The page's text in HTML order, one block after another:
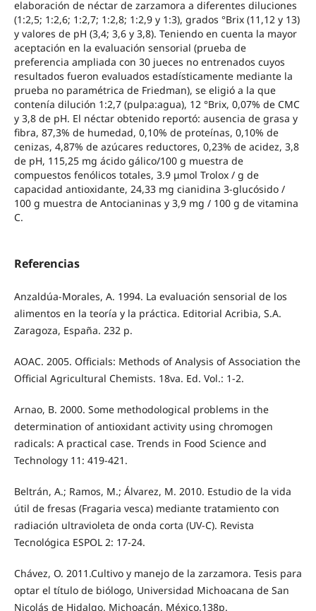
elaboración de néctar de zarzamora a diferentes diluciones
(1:2,5; 1:2,6; 1:2,7; 1:2,8; 1:2,9 y 1:3), grados °Brix (11,12 y 13)
y valores de pH (3,4; 3,6 y 3,8). Teniendo en cuenta la mayor
aceptación en la evaluación sensorial (prueba de
preferencia ampliada con 30 jueces no entrenados cuyos
resultados fueron evaluados estadísticamente mediante la
prueba no paramétrica de Friedman), se eligió a la que
contenía dilución 1:2,7 (pulpa:agua), 12 °Brix, 0,07% de CMC
y 3,8 de pH. El néctar obtenido reportó: ausencia de grasa y
fibra, 87,3% de humedad, 0,10% de proteínas, 0,10% de
cenizas, 4,87% de azúcares reductores, 0,23% de acidez, 3,8
de pH, 115,25 mg ácido gálico/100 g muestra de
compuestos fenólicos totales, 3.9 μmol Trolox / g de
capacidad antioxidante, 24,33 mg cianidina 3-glucósido /
100 g muestra de Antocianinas y 3,9 mg / 100 g de vitamina
C.
Referencias
Anzaldúa-Morales, A. 1994. La evaluación sensorial de los
alimentos en la teoría y la práctica. Editorial Acribia, S.A.
Zaragoza, España. 232 p.
AOAC. 2005. Officials: Methods of Analysis of Association the
Official Agricultural Chemists. 18va. Ed. Vol.: 1-2.
Arnao, B. 2000. Some methodological problems in the
determination of antioxidant activity using chromogen
radicals: A practical case. Trends in Food Science and
Technology 11: 419-421.
Beltrán, A.; Ramos, M.; Álvarez, M. 2010. Estudio de la vida
útil de fresas (Fragaria vesca) mediante tratamiento con
radiación ultravioleta de onda corta (UV-C). Revista
Tecnológica ESPOL 2: 17-24.
Chávez, O. 2011.Cultivo y manejo de la zarzamora. Tesis para
optar el título de biólogo, Universidad Michoacana de San
Nicolás de Hidalgo. Michoacán. México.138p.